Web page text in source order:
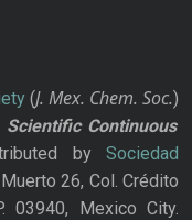
(J. Mex. Chem. Soc.)
Scientific Continuous
bySociedad
26, Col. Crédito
03940, Mexico City.